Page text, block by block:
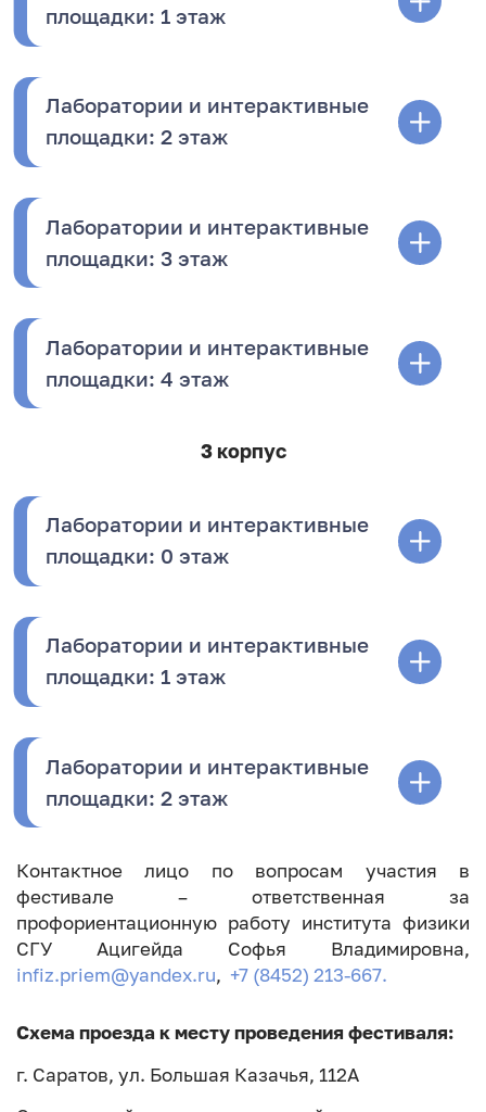
площадки: 1 этаж
Лаборатории и интерактивные
площадки: 2 этаж
Лаборатории и интерактивные
площадки: 3 этаж
Лаборатории и интерактивные
площадки: 4 этаж
3 корпус
Лаборатории и интерактивные
площадки: 0 этаж
Лаборатории и интерактивные
площадки: 1 этаж
Лаборатории и интерактивные
площадки: 2 этаж
Контактное лицо по вопросам участия в
фестивале – ответственная за
профориентационную работу института физики
СГУ Ацигейда Софья Владимировна,
infiz.priem@yandex.ru, +7 (8452) 213-667.
Схема проезда к месту проведения фестиваля:
г. Саратов, ул. Большая Казачья, 112А